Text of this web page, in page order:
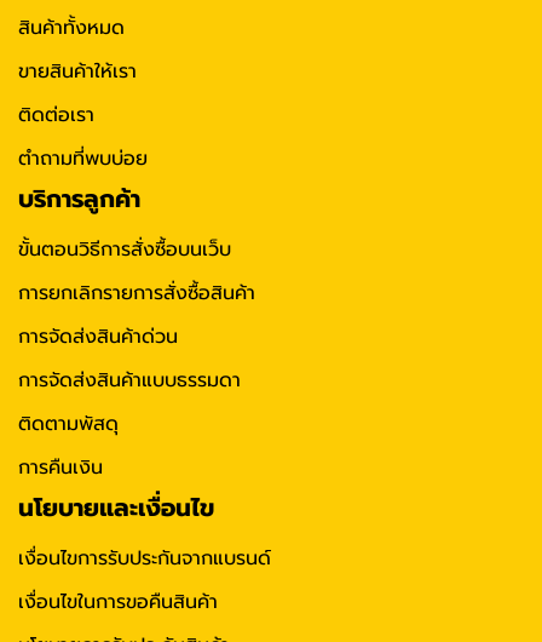
สินค้าทั้งหมด
ขายสินค้าให้เรา
ติดต่อเรา
ตำถามที่พบบ่อย
บริการลูกค้า
ขั้นตอนวิธีการสั่งซื้อบนเว็บ
การยกเลิกรายการสั่งซื้อสินค้า
การจัดส่งสินค้าด่วน
การจัดส่งสินค้าแบบธรรมดา
ติดตามพัสดุ
การคืนเงิน
นโยบายและเงื่อนไข
เงื่อนไขการรับประกันจากแบรนด์
เงื่อนไขในการขอคืนสินค้า